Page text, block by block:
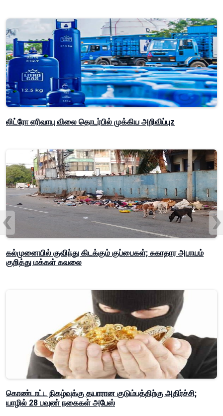
லிட்ரோ எரிவாயு விலை தொடர்பில் முக்கிய அறிவிப்புz
கல்முனையில் குவிந்து கிடக்கும் குப்பைகள்; சுகாதார அபாயம்
குறித்து மக்கள் கவலை
கொண்டாட்ட நிகழ்வுக்கு தயாரான குடும்பத்திற்கு அதிர்ச்சி;
யாழில் 28 பவுண் நகைகள் அபேஸ்